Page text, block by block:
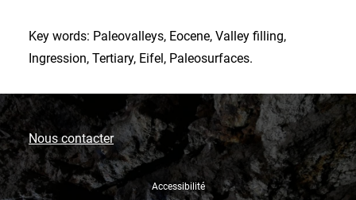
Key words: Paleovalleys, Eocene, Valley filling,
Ingression, Tertiary, Eifel, Paleosurfaces.
Nous contacter
Accessibilité